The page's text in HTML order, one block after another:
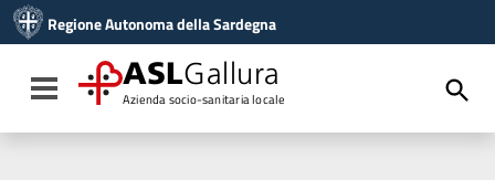
Vai al menu di navigazione
Vai al footer
Regione Autonoma della Sardegna
Toggle navigation
ASLGallura
Azienda socio-sanitaria locale